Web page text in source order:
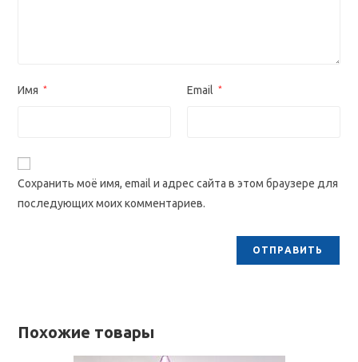
Имя * Email *
Сохранить моё имя, email и адрес сайта в этом браузере для
последующих моих комментариев.
Похожие товары